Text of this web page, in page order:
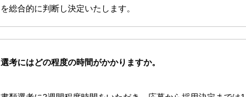
を総合的に判断し決定いたします。
選考にはどの程度の時間がかかりますか。